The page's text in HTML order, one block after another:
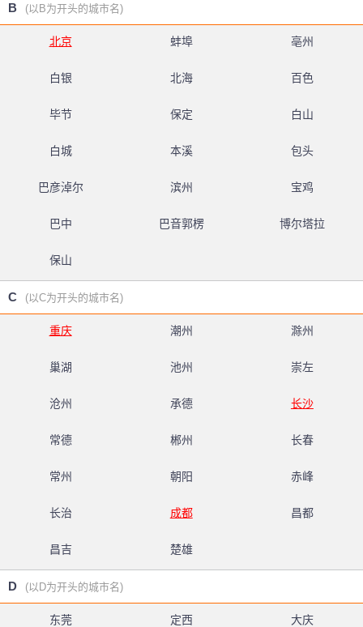
B (以B为开头的城市名)
北京 蚌埠 亳州
白银 北海 百色
毕节 保定 白山
白城 本溪 包头
巴彦淖尔 滨州 宝鸡
巴中 巴音郭楞 博尔塔拉
保山
C (以C为开头的城市名)
重庆 潮州 滁州
巢湖 池州 崇左
沧州 承德 长沙
常德 郴州 长春
常州 朝阳 赤峰
长治 成都 昌都
昌吉 楚雄
D (以D为开头的城市名)
东莞 定西 大庆